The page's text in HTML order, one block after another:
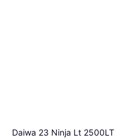
Daiwa 23 Ninja Lt 2500LT